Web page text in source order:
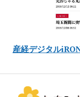
産経デジタル